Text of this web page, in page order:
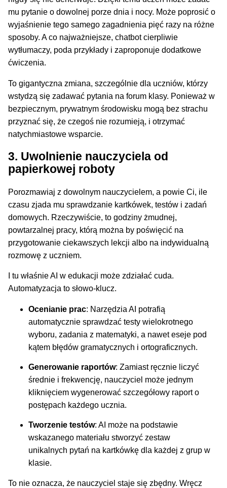
mu pytanie o dowolnej porze dnia i nocy. Może poprosić o
wyjaśnienie tego samego zagadnienia pięć razy na różne
sposoby. A co najważniejsze, chatbot cierpliwie
wytłumaczy, poda przykłady i zaproponuje dodatkowe
ćwiczenia.
To gigantyczna zmiana, szczególnie dla uczniów, którzy
wstydzą się zadawać pytania na forum klasy. Ponieważ w
bezpiecznym, prywatnym środowisku mogą bez strachu
przyznać się, że czegoś nie rozumieją, i otrzymać
natychmiastowe wsparcie.
3. Uwolnienie nauczyciela od
papierkowej roboty
Porozmawiaj z dowolnym nauczycielem, a powie Ci, ile
czasu zjada mu sprawdzanie kartkówek, testów i zadań
domowych. Rzeczywiście, to godziny żmudnej,
powtarzalnej pracy, którą można by poświęcić na
przygotowanie ciekawszych lekcji albo na indywidualną
rozmowę z uczniem.
I tu właśnie AI w edukacji może zdziałać cuda.
Automatyzacja to słowo-klucz.
Ocenianie prac: Narzędzia AI potrafią
automatycznie sprawdzać testy wielokrotnego
wyboru, zadania z matematyki, a nawet eseje pod
kątem błędów gramatycznych i ortograficznych.
Generowanie raportów: Zamiast ręcznie liczyć
średnie i frekwencję, nauczyciel może jednym
kliknięciem wygenerować szczegółowy raport o
postępach każdego ucznia.
Tworzenie testów: AI może na podstawie
wskazanego materiału stworzyć zestaw
unikalnych pytań na kartkówkę dla każdej z grup w
klasie.
To nie oznacza, że nauczyciel staje się zbędny. Wręcz